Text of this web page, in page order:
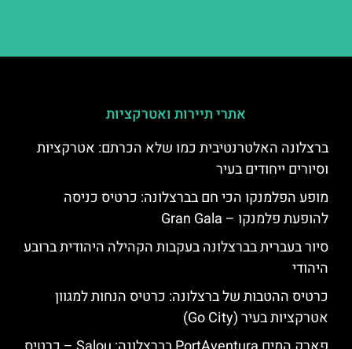
אתרי תיירות ואטרקציות
ברצלונה האלטרנטיבית כמו שלא הכרתם: אטרקציות
וסיורים ייחודים בעיר
מופע הפלמנקו הכי חם בברצלונה: כרטיס כניסה
להופעת פלמנקו – Gran Gala
סיור בעברית בברצלונה בעקבות הקהילה היהודית ברובע
היהודי
כרטיס ההטבות של ברצלונה: כרטיס הנחות למגוון
אטרקציות בעיר (Go City)